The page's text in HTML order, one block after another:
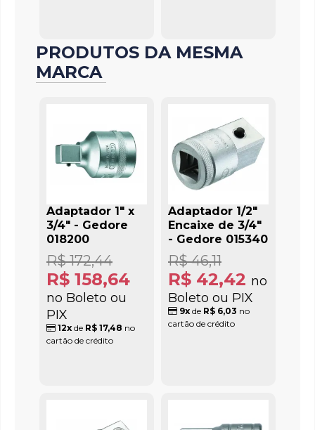
PRODUTOS DA MESMA
MARCA
Adaptador 1" x
3/4" - Gedore
018200
R$ 158,64
no Boleto ou
PIX
R$ 172,44
12x de R$ 17,48 no
cartão de crédito
Adaptador 1/2"
Encaixe de 3/4"
- Gedore 015340
R$ 42,42 no
Boleto ou PIX
R$ 46,11
9xde R$ 6,03 no
cartão de crédito